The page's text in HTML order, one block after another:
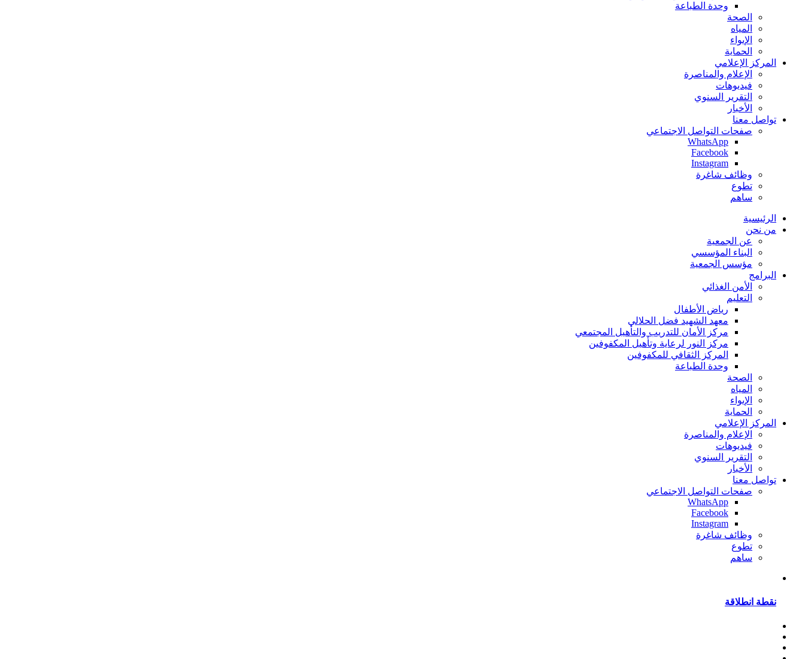
وحدة الطباعة
الصحة
المياه
الإيواء
الحماية
المركز الإعلامي
الإعلام والمناصرة
فيديوهات
التقرير السنوي
الأخبار
تواصل معنا
صفحات التواصل الاجتماعي
WhatsApp
Facebook
Instagram
وظائف شاغرة
تطوع
ساهم
الرئيسية
من نحن
عن الجمعية
البناء المؤسسي
مؤسس الجمعية
البرامج
الأمن الغذائي
التعليم
رياض الأطفال
معهد الشهيد فضل الحلالي
مركز الأمان للتدريب والتأهيل المجتمعي
مركز النور لرعاية وتأهيل المكفوفين
المركز الثقافي للمكفوفين
وحدة الطباعة
الصحة
المياه
الإيواء
الحماية
المركز الإعلامي
الإعلام والمناصرة
فيديوهات
التقرير السنوي
الأخبار
تواصل معنا
صفحات التواصل الاجتماعي
WhatsApp
Facebook
Instagram
وظائف شاغرة
تطوع
ساهم
نقطة انطلاقة